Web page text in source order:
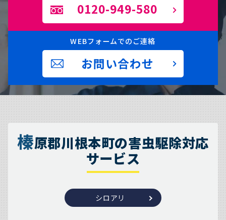
0120-949-580
WEBフォームでのご連絡
お問い合わせ
榛原郡川根本町の害虫駆除対応
サービス
シロアリ